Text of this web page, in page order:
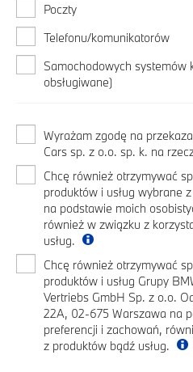
Poczty
Telefonu/komunikatorów
Samochodowych systemów
obsługiwane)
Wyrażam zgodę na
Cars sp. z o.o. sp. k. na
Chcę również otrzymywać
produktów i usług wybrane
na podstawie moich
również w związku z
usług.
Chcę również otrzymywać
produktów i usług Grupy
Vertriebs GmbH Sp. z o.o.
22A, 02-675 Warszawa na
preferencji i zachowań,
z produktów bądź usług.